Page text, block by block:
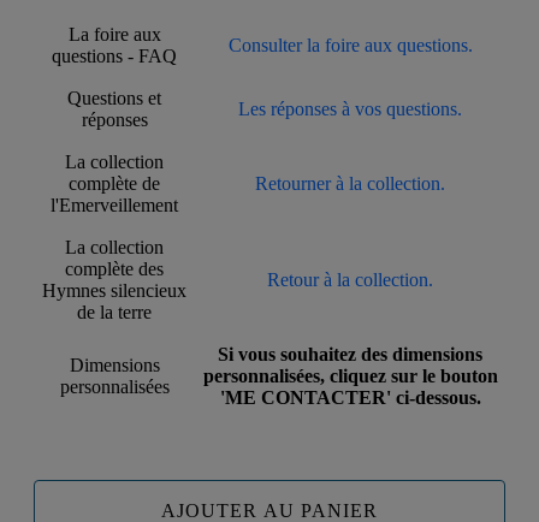
La foire aux
questions - FAQ
Consulter la foire aux questions.
Questions et
réponses
Les réponses à vos questions.
La collection
complète de
l'Emerveillement
Retourner à la collection.
La collection
complète des
Hymnes silencieux
de la terre
Retour à la collection.
Dimensions
personnalisées
Si vous souhaitez des dimensions
personnalisées, cliquez sur le bouton
'ME CONTACTER' ci-dessous.
AJOUTER AU PANIER